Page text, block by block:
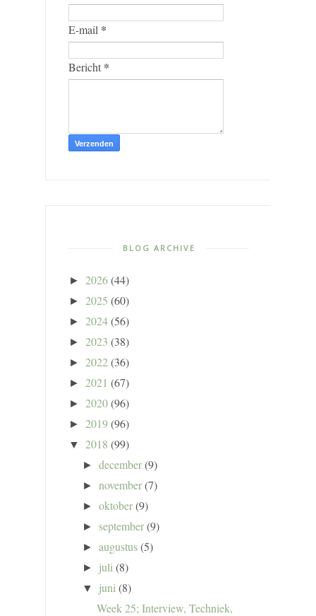
E-mail *
Bericht *
BLOG ARCHIVE
► 2026(44)
► 2025 (60)
► 2024(56)
► 2023 (38)
► 2022(36)
► 2021 (67)
► 2020(96)
► 2019(96)
▼ 2018 (99)
►december(9)
►november(7)
►oktober(9)
► september(9)
►augustus(5)
► juli (8)
▼ juni (8)
Week 25; Interview, Techniek,